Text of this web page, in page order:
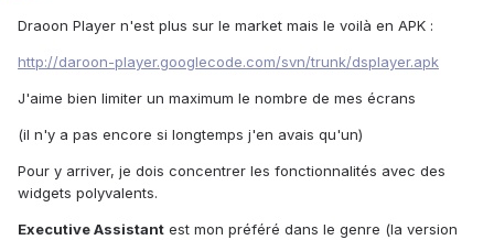
Draoon Player n'est plus sur le market mais le voilà en APK :
http://daroon-player.googlecode.com/svn/trunk/dsplayer.apk
J'aime bien limiter un maximum le nombre de mes écrans
(il n'y a pas encore si longtemps j'en avais qu'un)
Pour y arriver, je dois concentrer les fonctionnalités avec des
widgets polyvalents.
Executive Assistant est mon préféré dans le genre (la version